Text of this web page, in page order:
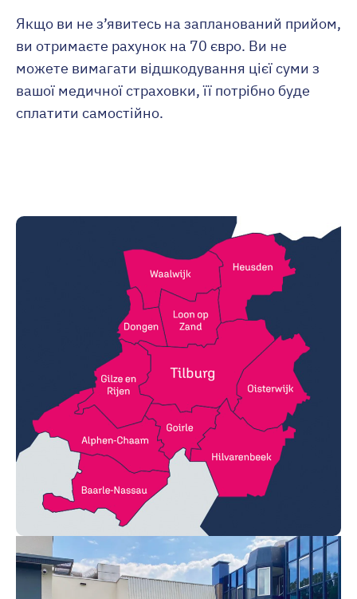
Якщо ви не з’явитесь на запланований прийом,
ви отримаєте рахунок на 70 євро. Ви не
можете вимагати відшкодування цієї суми з
вашої медичної страховки, її потрібно буде
сплатити самостійно.